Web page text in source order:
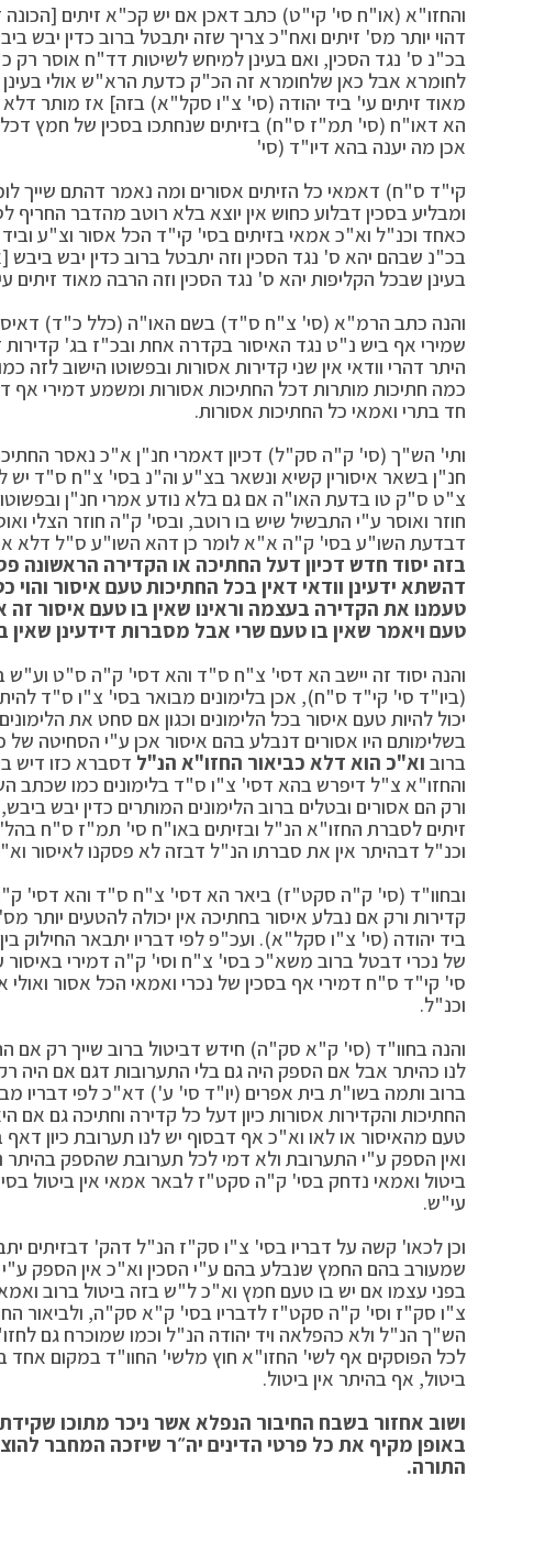
והחזו"א (או"ח סי' קי"ט) כתב דאכן אם יש קכ"א זיתים [הכונה
דהוי יותר מס' זיתים ואח"כ צריך שזה יתבטל ברוב כדין יבש
בכ"נ ס' נגד הסכין, ואם בעינן למיחש לשיטות דד"ח אוסר
לחומרא אבל כאן שלחומרא זה הכ"ק כדעת הרא"ש אולי
מאוד זיתים עי' ביד יהודה (סי' צ"ו סקל"א) בזה] אז מותר דלא
הא דאו"ח (סי' תמ"ז ס"ח) בזיתים שנחתכו בסכין של חמץ דכל
אכן מה יענה בהא דיו"ד (סי'
קי"ד ס"ח) דאמאי כל הזיתים אסורים ומה נאמר דהתם שייך
ומבליע בסכין דבלוע כחוש אין יוצא בלא רוטב מהדבר
כאחד וכנ"ל וא"כ אמאי בזיתים בסי' קי"ד הכל אסור וצ"ע
בכ"נ שבהם יהא ס' נגד הסכין וזה יתבטל ברוב כדין יבש
בעינן שבכל הקליפות יהא ס' נגד הסכין וזה הרבה מאוד זיתים
והנה כתב הרמ"א (סי' צ"ח ס"ד) בשם האו"ה (כלל כ"ד)
שמירי אף ביש נ"ט נגד האיסור בקדרה אחת ובכ"ז בג'
היתר דהרי וודאי אין שני קדירות אסורות ובפשוטו הישוב
כמה חתיכות מותרות דכל החתיכות אסורות ומשמע דמירי
חד בתרי ואמאי כל החתיכות אסורות.
ותי' הש"ך (סי' ק"ה סק"ל) דכיון דאמרי חנ"ן א"כ נאסר
חנ"ן בשאר איסורין קשיא ונשאר בצ"ע וה"נ בסי' צ"ח ס"ד
צ"ט ס"ק טו בדעת האו"ה אם גם בלא נודע אמרי חנ"ן
חוזר ואוסר ע"י התבשיל שיש בו רוטב, ובסי' ק"ה חוזר הצלי
דבדעת השו"ע בסי' ק"ה א"א לומר כן דהא השו"ע ס"ל דלא
בזה יסוד חדש דכיון דעל החתיכה או הקדירה הראשונה
דהשתא ידעינן וודאי דאין בכל החתיכות טעם איסור
טעמנו את הקדירה בעצמה וראינו שאין בו טעם איסור
טעם ויאמר שאין בו טעם שרי אבל מסברות דידעינן שאין
והנה יסוד זה יישב הא דסי' צ"ח ס"ד והא דסי' ק"ה ס"ט וע"ש
(ביו"ד סי' קי"ד ס"ח), אכן בלימונים מבואר בסי' צ"ו ס"ד
יכול להיות טעם איסור בכל הלימונים וכגון אם סחט את
בשלימותם היו אסורים דנבלע בהם איסור אכן ע"י הסחיטה של
ברוב וא"כ הוא דלא כביאור החזו"א הנ"ל דסברא כזו דיש
והחזו"א צ"ל דיפרש בהא דסי' צ"ו ס"ד בלימונים כמו שכתב
ורק הם אסורים ובטלים ברוב הלימונים המותרים כדין יבש
זיתים לסברת החזו"א הנ"ל ובזיתים באו"ח סי' תמ"ז ס"ח
וכנ"ל דבהיתר אין את סברתו הנ"ל דבזה לא פסקנו לאיסור
ובחוו"ד (סי' ק"ה סקט"ז) ביאר הא דסי' צ"ח ס"ד והא דסי'
קדירות ורק אם נבלע איסור בחתיכה אין יכולה להטעים יותר
ביד יהודה (סי' צ"ו סקל"א). ועכ"פ לפי דבריו יתבאר החילוק
של נכרי דבטל ברוב משא"כ בסי' צ"ח וסי' ק"ה דמירי
סי' קי"ד ס"ח דמירי אף בסכין של נכרי ואמאי הכל אסור
וכנ"ל.
והנה בחוו"ד (סי' ק"א סק"ה) חידש דביטול ברוב שייך רק אם
לנו כהיתר אבל אם הספק היה גם בלי התערובות דגם אם היה
ברוב ותמה בשו"ת בית אפרים (יו"ד סי' ע') דא"כ לפי
החתיכות והקדירות אסורות כיון דעל כל קדירה וחתיכה גם
טעם מהאיסור או לאו וא"כ אף דבסוף יש לנו תערובת כיון
ואין הספק ע"י התערובת ולא דמי לכל תערובת שהספק בהיתר
ביטול ואמאי נדחק בסי' ק"ה סקט"ז לבאר אמאי אין ביטול
עי"ש.
וכן לכאו' קשה על דבריו בסי' צ"ו סק"ז הנ"ל דהק' דבזיתים
שמעורב בהם החמץ שנבלע בהם ע"י הסכין וא"כ אין הספק
בפני עצמו אם יש בו טעם חמץ וא"כ ל"ש בזה ביטול ברוב
צ"ו סק"ז וסי' ק"ה סקט"ז לדבריו בסי' ק"א סק"ה, ולביאור
הש"ך הנ"ל ולא כהפלאה ויד יהודה הנ"ל וכמו שמוכרח גם
לכל הפוסקים אף לשי' החזו"א חוץ מלשי' החוו"ד במקום
ביטול, אף בהיתר אין ביטול.
ושוב אחזור בשבח החיבור הנפלא אשר ניכר מתוכו
באופן מקיף את כל פרטי הדינים יה״ר שיזכה המחבר
התורה.